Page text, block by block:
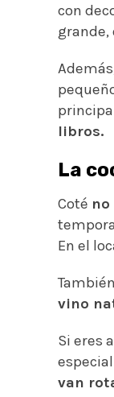
con
grande,
libros.
La
Coté
En el
vino
Si eres
van